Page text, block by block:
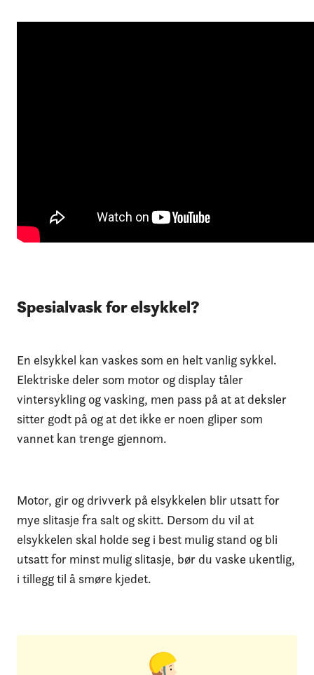
Spesialvask for elsykkel?
En elsykkel kan vaskes som en helt vanlig sykkel.
Elektriske deler som motor og display tåler
vintersykling og vasking, men pass på at at deksler
sitter godt på og at det ikke er noen gliper som
vannet kan trenge gjennom.
Motor, gir og drivverk på elsykkelen blir utsatt for
mye slitasje fra salt og skitt. Dersom du vil at
elsykkelen skal holde seg i best mulig stand og bli
utsatt for minst mulig slitasje, bør du vaske ukentlig,
i tillegg til å smøre kjedet.